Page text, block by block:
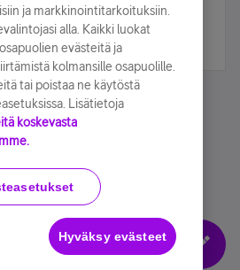
Accessibility statement
Evästeasetukset
ja markkinointitarkoituksiin.
alla. Kaikki luokat
evästeitä ja
kolmansille osapuolille.
tai poistaa ne käytöstä
Lisätietoja
koskevasta
Hyväksy evästeet